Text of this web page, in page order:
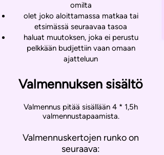
omilta
olet joko aloittamassa matkaa tai
etsimässä seuraavaa tasoa
haluat muutoksen, joka ei perustu
pelkkään budjettiin vaan omaan
ajatteluun
Valmennuksen sisältö
Valmennus pitää sisällään 4 * 1,5h
valmennustapaamista.
Valmennuskertojen runko on
seuraava: